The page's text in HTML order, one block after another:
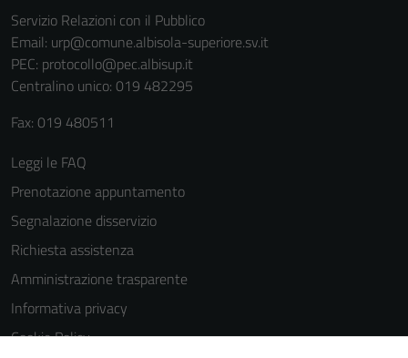
Servizio Relazioni con il Pubblico
Email: urp@comune.albisola-superiore.sv.it
PEC: protocollo@pec.albisup.it
Centralino unico: 019 482295
Fax: 019 480511
Leggi le FAQ
Prenotazione appuntamento
Segnalazione disservizio
Richiesta assistenza
Amministrazione trasparente
Informativa privacy
Cookie Policy